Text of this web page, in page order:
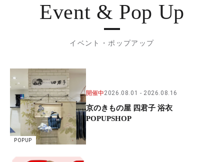
Event & Pop Up
イベント・ポップアップ
POPUP
開催中2026.08.01 2026.08.16
京のきもの屋 四君子 浴衣
POPUPSHOP